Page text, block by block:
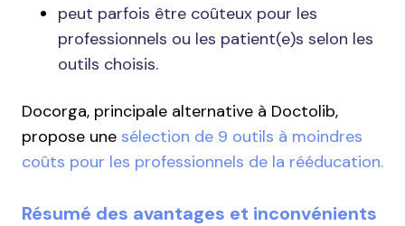
peut parfois être coûteux pour les
professionnels ou les patient(e)s selon les
outils choisis.
Docorga, principale alternative à Doctolib,
propose une sélection de 9 outils à moindres
coûts pour les professionnels de la rééducation.
Résumé des avantages et inconvénients